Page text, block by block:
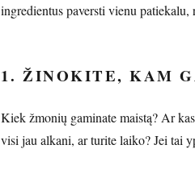
ingredientus paversti vienu
1. ŽINOKITE, KAM
Kiek žmonių gaminate maistą? Ar
visi jau alkani, ar turite laiko? Jei tai